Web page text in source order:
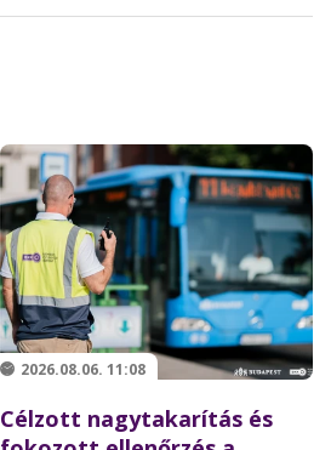
2026.08.06. 11:08
Célzott nagytakarítás és